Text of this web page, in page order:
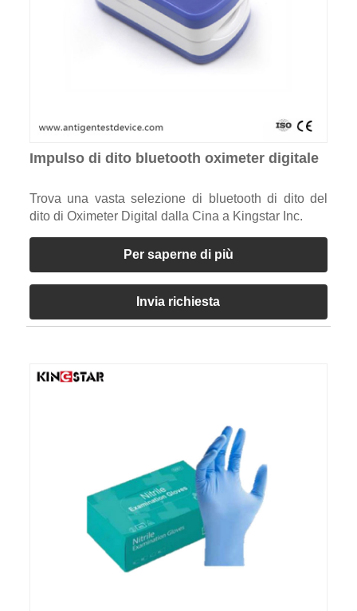
Impulso di dito bluetooth oximeter digitale
Trova una vasta selezione di bluetooth di dito del
dito di Oximeter Digital dalla Cina a Kingstar Inc.
Per saperne di più
Invia richiesta